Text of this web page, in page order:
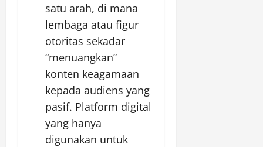
satu arah, di mana
lembaga atau figur
otoritas sekadar
“menuangkan”
konten keagamaan
kepada audiens yang
pasif. Platform digital
yang hanya
digunakan untuk